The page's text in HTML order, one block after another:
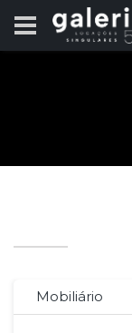
Mobiliário